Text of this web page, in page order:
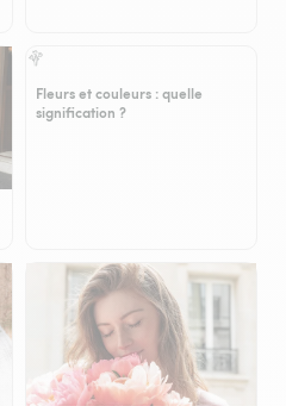
Fleurs et couleurs : quelle
signification ?